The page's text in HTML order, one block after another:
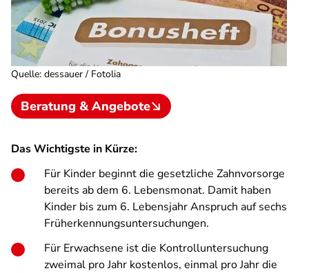
Quelle: dessauer / Fotolia
Beratung & Angebote
Das Wichtigste in Kürze:
Für Kinder beginnt die gesetzliche Zahnvorsorge
bereits ab dem 6. Lebensmonat. Damit haben
Kinder bis zum 6. Lebensjahr Anspruch auf sechs
Früherkennungsuntersuchungen.
Für Erwachsene ist die Kontrolluntersuchung
zweimal pro Jahr kostenlos, einmal pro Jahr die